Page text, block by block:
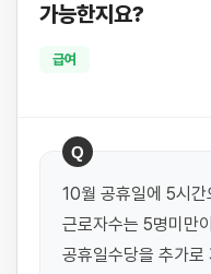
가능한지요?
급여
Q
10월 공휴일에 5시
근로자수는 5명미만
공휴일수당을 추가로